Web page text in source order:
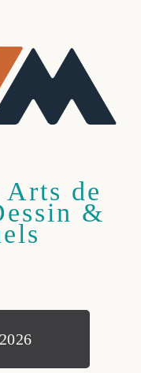
Arts de
&